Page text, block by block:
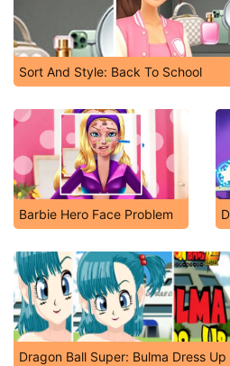
Sort And Style: Back To School
Barbie Hero Face Problem
Dragon Ball Super: Bulma Dress Up